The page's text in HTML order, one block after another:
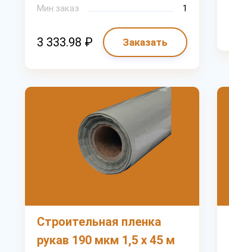
Мин.заказ
1
3 333.98 ₽ Заказать
Строительная пленка
рукав 190 мкм 1,5 х 45 м